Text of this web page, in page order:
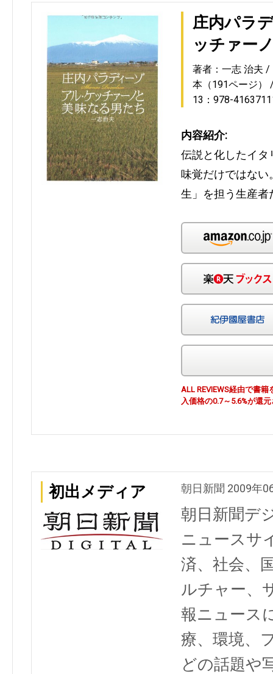
庄内パラ
ッチァー
著者：一志 治夫
本（191ページ）
13：978-
内容紹介:
伝説と化したイタ
味覚だけではない
生」を担う生産者
ALL REVIEWS経由で書
入価格の0.7～5.6%が還
初出メディア 朝日新聞 2009年
朝日新聞デ
ニュースサ
済、社会、
ルチャー、
報ニュース
療、環境、
どの話題や